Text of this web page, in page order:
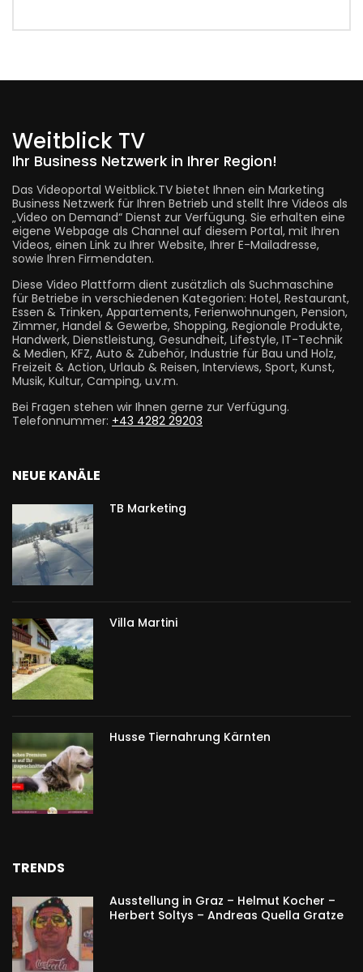
Weitblick TV
Ihr Business Netzwerk in Ihrer Region!
Das Videoportal Weitblick.TV bietet Ihnen ein Marketing
Business Netzwerk für Ihren Betrieb und stellt Ihre Videos als
„Video on Demand“ Dienst zur Verfügung. Sie erhalten eine
eigene Webpage als Channel auf diesem Portal, mit Ihren
Videos, einen Link zu Ihrer Website, Ihrer E-Mailadresse,
sowie Ihren Firmendaten.
Diese Video Plattform dient zusätzlich als Suchmaschine
für Betriebe in verschiedenen Kategorien: Hotel, Restaurant,
Essen & Trinken, Appartements, Ferienwohnungen, Pension,
Zimmer, Handel & Gewerbe, Shopping, Regionale Produkte,
Handwerk, Dienstleistung, Gesundheit, Lifestyle, IT-Technik
& Medien, KFZ, Auto & Zubehör, Industrie für Bau und Holz,
Freizeit & Action, Urlaub & Reisen, Interviews, Sport, Kunst,
Musik, Kultur, Camping, u.v.m.
Bei Fragen stehen wir Ihnen gerne zur Verfügung.
Telefonnummer: +43 4282 29203
NEUE KANÄLE
TB Marketing
Villa Martini
Husse Tiernahrung Kärnten
TRENDS
Ausstellung in Graz – Helmut Kocher –
Herbert Soltys – Andreas Quella Gratze